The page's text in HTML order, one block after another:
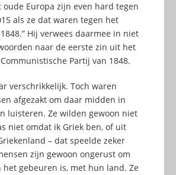
oude Europa zijn even hard tegen
als ze dat waren tegen het
Hij verwees daarmee in niet
naar de eerste zin uit het
Partij van 1848.
verschrikkelijk. Toch waren
afgezakt om daar midden in
luisteren. Ze wilden gewoon niet
niet omdat ik Griek ben, of uit
– dat speelde zeker
zijn gewoon ongerust om
gebeuren is, met hun land. Ze